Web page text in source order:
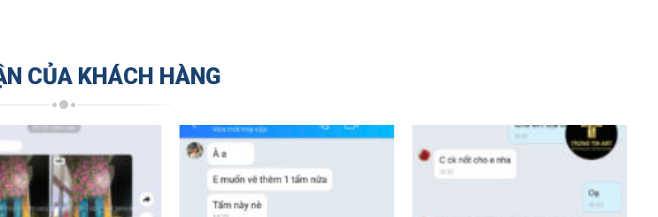
CỦA KHÁCH HÀNG